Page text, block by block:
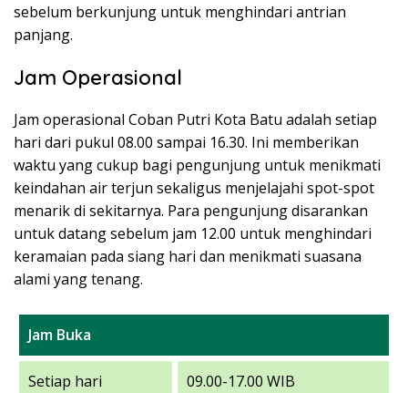
sebelum berkunjung untuk menghindari antrian
panjang.
Jam Operasional
Jam operasional Coban Putri Kota Batu adalah setiap
hari dari pukul 08.00 sampai 16.30. Ini memberikan
waktu yang cukup bagi pengunjung untuk menikmati
keindahan air terjun sekaligus menjelajahi spot-spot
menarik di sekitarnya. Para pengunjung disarankan
untuk datang sebelum jam 12.00 untuk menghindari
keramaian pada siang hari dan menikmati suasana
alami yang tenang.
Jam Buka
Setiap hari 09.00-17.00 WIB